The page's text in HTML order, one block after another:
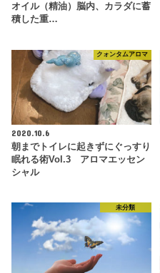
オイル（精油）脳内、カラダに蓄
積した重…
クォンタムアロマ
2020.10.6
朝までトイレに起きずにぐっすり
眠れる術Vol.3 アロマエッセン
シャル
未分類